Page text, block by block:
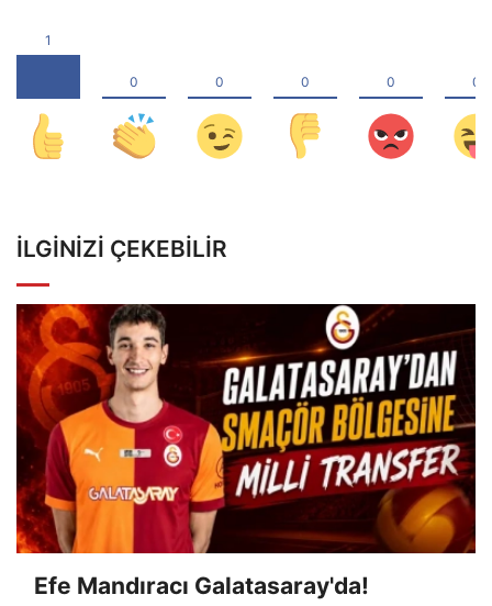
İLGINIZI ÇEKEBILIR
Efe Mandıracı Galatasaray'da!